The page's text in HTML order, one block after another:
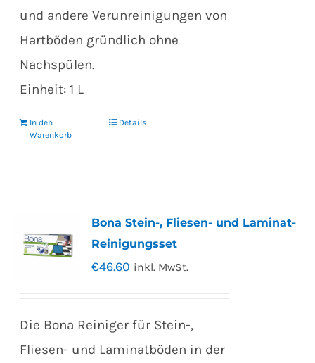
und andere Verunreinigungen von
Hartböden gründlich ohne
Nachspülen.
Einheit: 1 L
In den
Warenkorb
Details
Bona Stein-, Fliesen- und Laminat-
Reinigungsset
€46.60 inkl. MwSt.
Die Bona Reiniger für Stein-,
Fliesen- und Laminatböden in der